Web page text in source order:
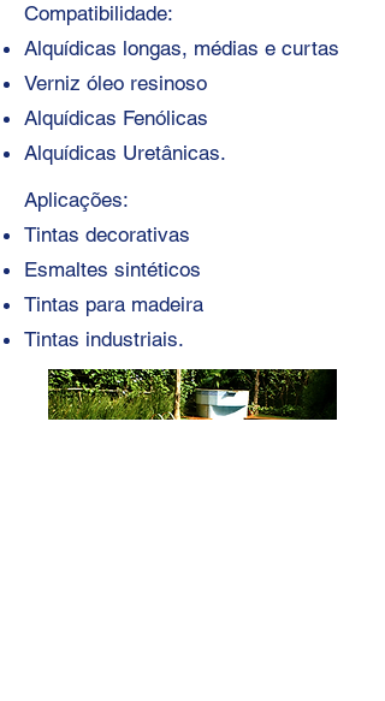
Compatibilidade:
Alquídicas longas, médias e curtas
Verniz óleo resinoso
Alquídicas Fenólicas
Alquídicas Uretânicas.
Aplicações:
Tintas decorativas
Esmaltes sintéticos
Tintas para madeira
Tintas industriais.